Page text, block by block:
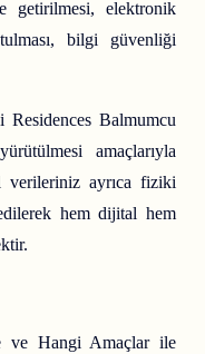
getirilmesi, elektronik
bilgi güvenliği
Balmumcu
amaçlarıyla
verileriniz ayrıca fiziki
hem dijital hem
ve Hangi Amaçlar ile